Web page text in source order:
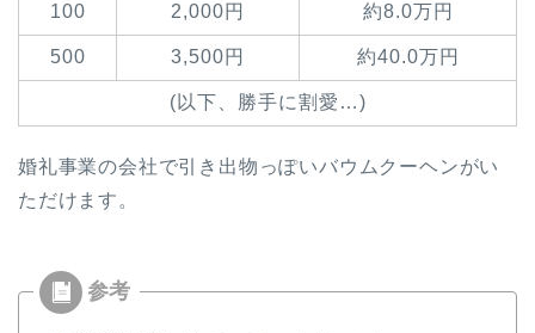
100 2,000円 約8.0万円
500 3,500円 約40.0万円
(以下、勝手に割愛…)
婚礼事業の会社で引き出物っぽいバウムクーヘンがい
ただけます。